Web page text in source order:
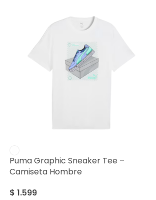
Puma Graphic Sneaker Tee –
Camiseta Hombre
$ 1.599